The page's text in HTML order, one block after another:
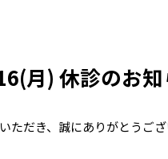
月) 休診のお知
ただき、誠にありがとうござ